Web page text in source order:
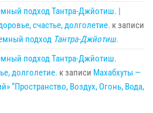
подход Тантра-Джйотиш. |
счастье, долголетие. к записи
подход Тантра-Джйотиш.
подход Тантра-Джйотиш.
долголетие. к записи Махабхуты —
“Пространство, Воздух, Огонь, Вода,